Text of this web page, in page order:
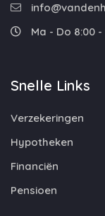
Ma - Do 8:00 -
Snelle Links
Verzekeringen
Hypotheken
Financiën
Pensioen